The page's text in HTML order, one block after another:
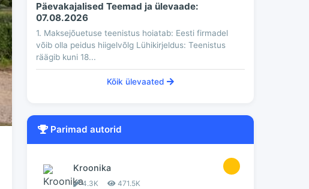
Päevakajalised Teemad ja ülevaade:
07.08.2026
1. Maksejõuetuse teenistus hoiatab: Eesti firmadel
võib olla peidus hiigelvõlg Lühikirjeldus: Teenistus
räägib kuni 18...
Kõik ülevaated
Parimad autorid
Kroonika
4.3K 471.5K